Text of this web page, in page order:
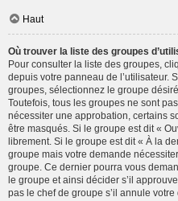
Haut
Où trouver la liste des groupes
Pour consulter la liste des groupes,
depuis votre panneau de l’utilisateur.
groupes, sélectionnez le groupe
Toutefois, tous les groupes ne sont
nécessiter une approbation, certains
être masqués. Si le groupe est dit «
librement. Si le groupe est dit « À la
groupe mais votre demande
groupe. Ce dernier pourra vous
le groupe et ainsi décider s’il
pas le chef de groupe s’il annule